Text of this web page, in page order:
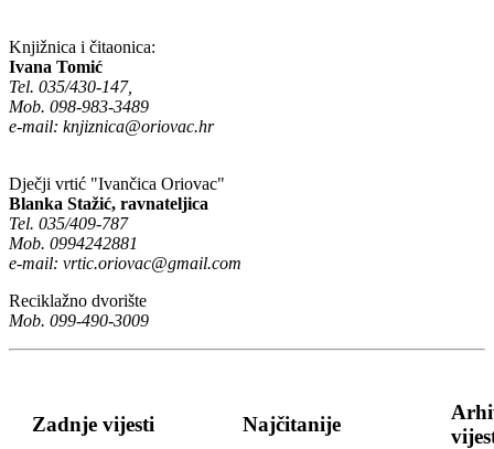
Knjižnica i čitaonica:
Ivana Tomić
Tel. 035/430-147,
Mob. 098-983-3489
e-mail: knjiznica@oriovac.hr
Dječji vrtić "Ivančica Oriovac"
Blanka Stažić, ravnateljica
Tel. 035/409-787
Mob. 0994242881
e-mail: vrtic.oriovac@gmail.com
Reciklažno dvorište
Mob. 099-490-3009
Zadnje vijesti Najčitanije